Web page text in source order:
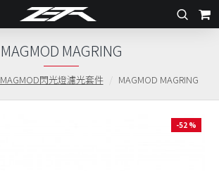
MAGMOD閃光燈濾光套件 MAGMOD MAGRING
MAGMOD MAGRING
-52 %